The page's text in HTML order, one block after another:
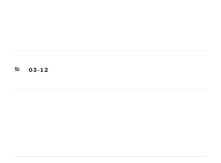
KATEGORIEN
03-12